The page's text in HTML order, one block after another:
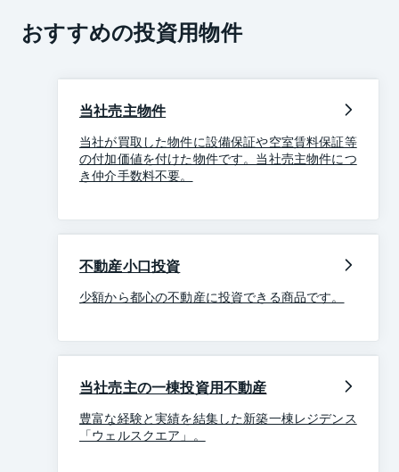
おすすめの投資用物件
当社売主物件
当社が買取した物件に設備保証や空室賃料保証等
の付加価値を付けた物件です。当社売主物件につ
き仲介手数料不要。
不動産小口投資
少額から都心の不動産に投資できる商品です。
当社売主の一棟投資用不動産
豊富な経験と実績を結集した新築一棟レジデンス
「ウェルスクエア」。